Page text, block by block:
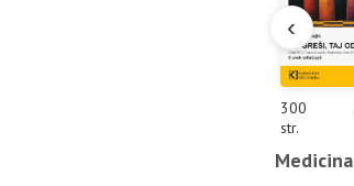
‹
300
str.
Medicina